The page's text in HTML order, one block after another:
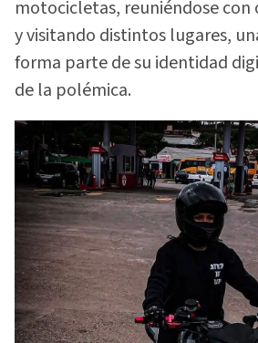
motocicletas, reuniéndose con
y visitando distintos lugares,
forma parte de su identidad
de la polémica.